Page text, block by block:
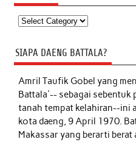
Kategori
SIAPA DAENG BATTALA?
Amril Taufik Gobelyang
Battala'-- sebagai sebentuk
tanah tempat kelahiran--ini
kota daeng, 9 April 1970.
Makassar yang berarti berat